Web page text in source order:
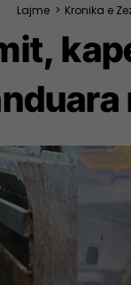
Lajme > Kronika e